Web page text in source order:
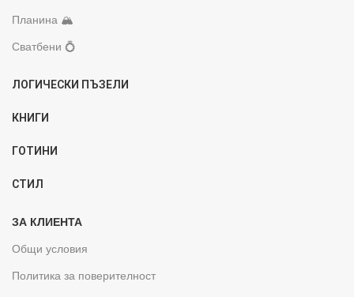
Планина 🏔️
Сватбени 💍
ЛОГИЧЕСКИ ПЪЗЕЛИ
КНИГИ
ГОТИНИ
СТИЛ
ЗА КЛИЕНТА
Общи условия
Политика за поверителност